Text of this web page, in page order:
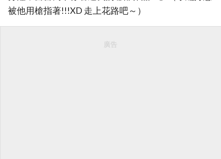
被他用槍指著!!!XD 走上花路吧～）
廣告